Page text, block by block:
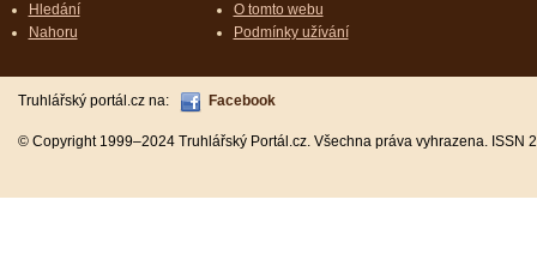
Hledání
Nahoru
O tomto webu
Podmínky užívání
Truhlářský portál.cz na: Facebook
© Copyright 1999–2024 Truhlářský Portál.cz. Všechna práva vyhrazena.